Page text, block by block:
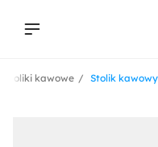
Stolik
Stoliki kawowe